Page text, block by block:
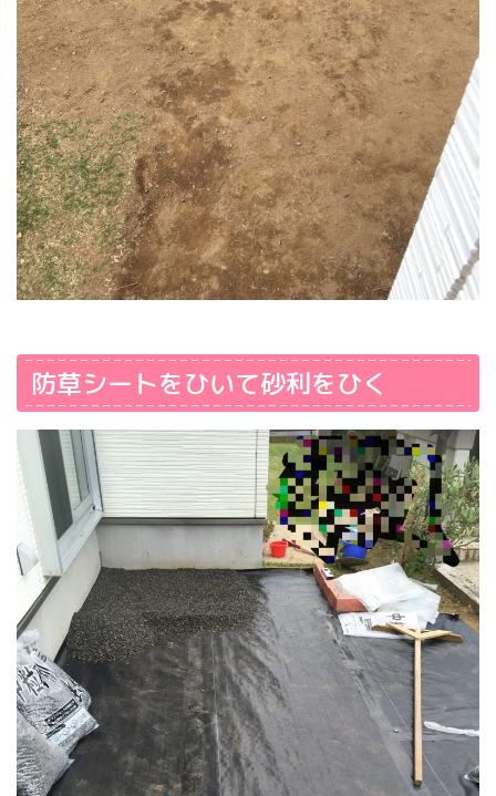
防草シートをひいて砂利をひく